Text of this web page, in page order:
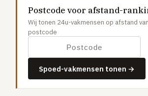
Gaslucht
Stroom uitgevallen
Badkamer renovatie
Postcode voor afstand-
Wij tonen 24u-vakmensen op afstand
postcode
Spoed-vakmensen tonen →